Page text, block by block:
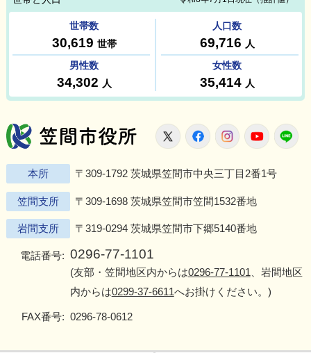
笠間市役所
X FacebookInstagram
本所 〒309-1792 茨城県笠間市中央三丁目2番1号
笠間支所 〒309-1698 茨城県笠間市笠間1532番地
岩間支所 〒319-0294 茨城県笠間市下郷5140番地
電話番号: 0296-77-1101
(友部・笠間地区内からは0296-77-1101 、岩間地区
内からは0299-37-6611へお掛けください。)
FAX番号: 0296-78-0612